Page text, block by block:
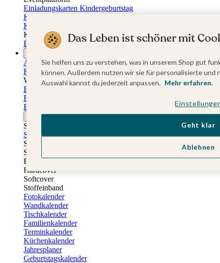
Einladungskarten Kindergeburtstag
Kindergeburtstag Jungen
Kindergeburtstag Mädchen
Kindergeburtstag Unisex
Einladungskarten 1. Geburtstag
Alle Fotogeschenke
Fotobücher
Wandbilder & Poster
Bilderboxen
Fotohalter
Bilderrahmen
Notizbücher
Stoffeinband mit Foto
Softcover mit Foto
Stoffeinband mit Veredelung
Softcover mit Veredelung
Fotobücher
Hardcover
Softcover
Stoffeinband
Fotokalender
Wandkalender
Tischkalender
Familienkalender
Terminkalender
Küchenkalender
Jahresplaner
Geburtstagskalender
Das Leben ist schöner mit
Sie helfen uns zu verstehen, was in unserem Shop gut
können. Außerdem nutzen wir sie für personalisierte
Auswahl kannst du jederzeit anpassen. Mehr erfahren.
Ablehnen
Geht klar